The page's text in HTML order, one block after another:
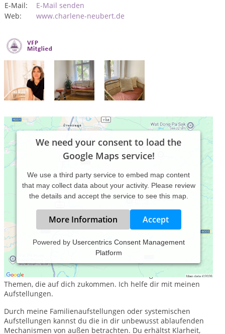
E-Mail:
E-Mail senden
Web:
www.charlene-neubert.de
We need your consent to load the
Google Maps service!
We use a third party service to embed map content
that may collect data about your activity. Please review
the details and accept the service to see this map.
More Information Accept
Powered by Usercentrics Consent Management
Platform
Als Mama beginnt ein neuer Lebensabschnitt. Du möchtest
alles so gut wie möglich machen, aber manchmal weißt du
nicht wie oder bist einfach überfordert. Es gibt so viele
Themen, die auf dich zukommen. Ich helfe dir mit meinen
Aufstellungen.
Durch meine Familienaufstellungen oder systemischen
Aufstellungen kannst du die in dir unbewusst ablaufenden
Mechanismen von außen betrachten. Du erhältst Klarheit,